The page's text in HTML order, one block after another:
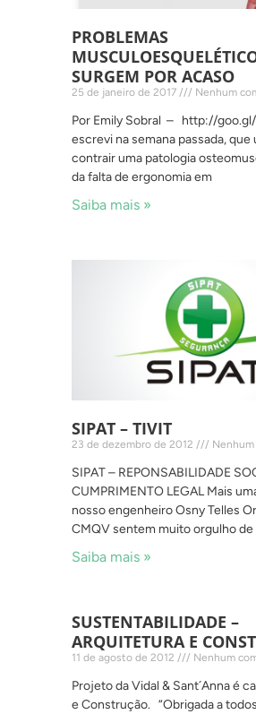
PROBLEMAS
SURGEM POR ACASO
25 de janeiro de 2017 Nenhum
Por Emily Sobral – http://goo.gl/
escrevi na semana passada, que
contrair uma patologia
da falta de ergonomia em
Saiba mais »
SIPAT – TIVIT
23 de dezembro de 2012 Nenhum
SIPAT – REPONSABILIDADE
CUMPRIMENTO LEGAL Mais
nosso engenheiro Osny Telles
CMQV sentem muito orgulho de
Saiba mais »
SUSTENTABILIDADE –
ARQUITETURA E
11 de agosto de 2012 Nenhum
Projeto da Vidal & Sant´Anna é
e Construção. “Obrigada a